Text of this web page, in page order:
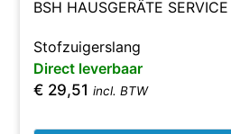
BSH HAUSGERÄTE
Stofzuigerslang
Direct leverbaar
€ 29,51 incl. BTW